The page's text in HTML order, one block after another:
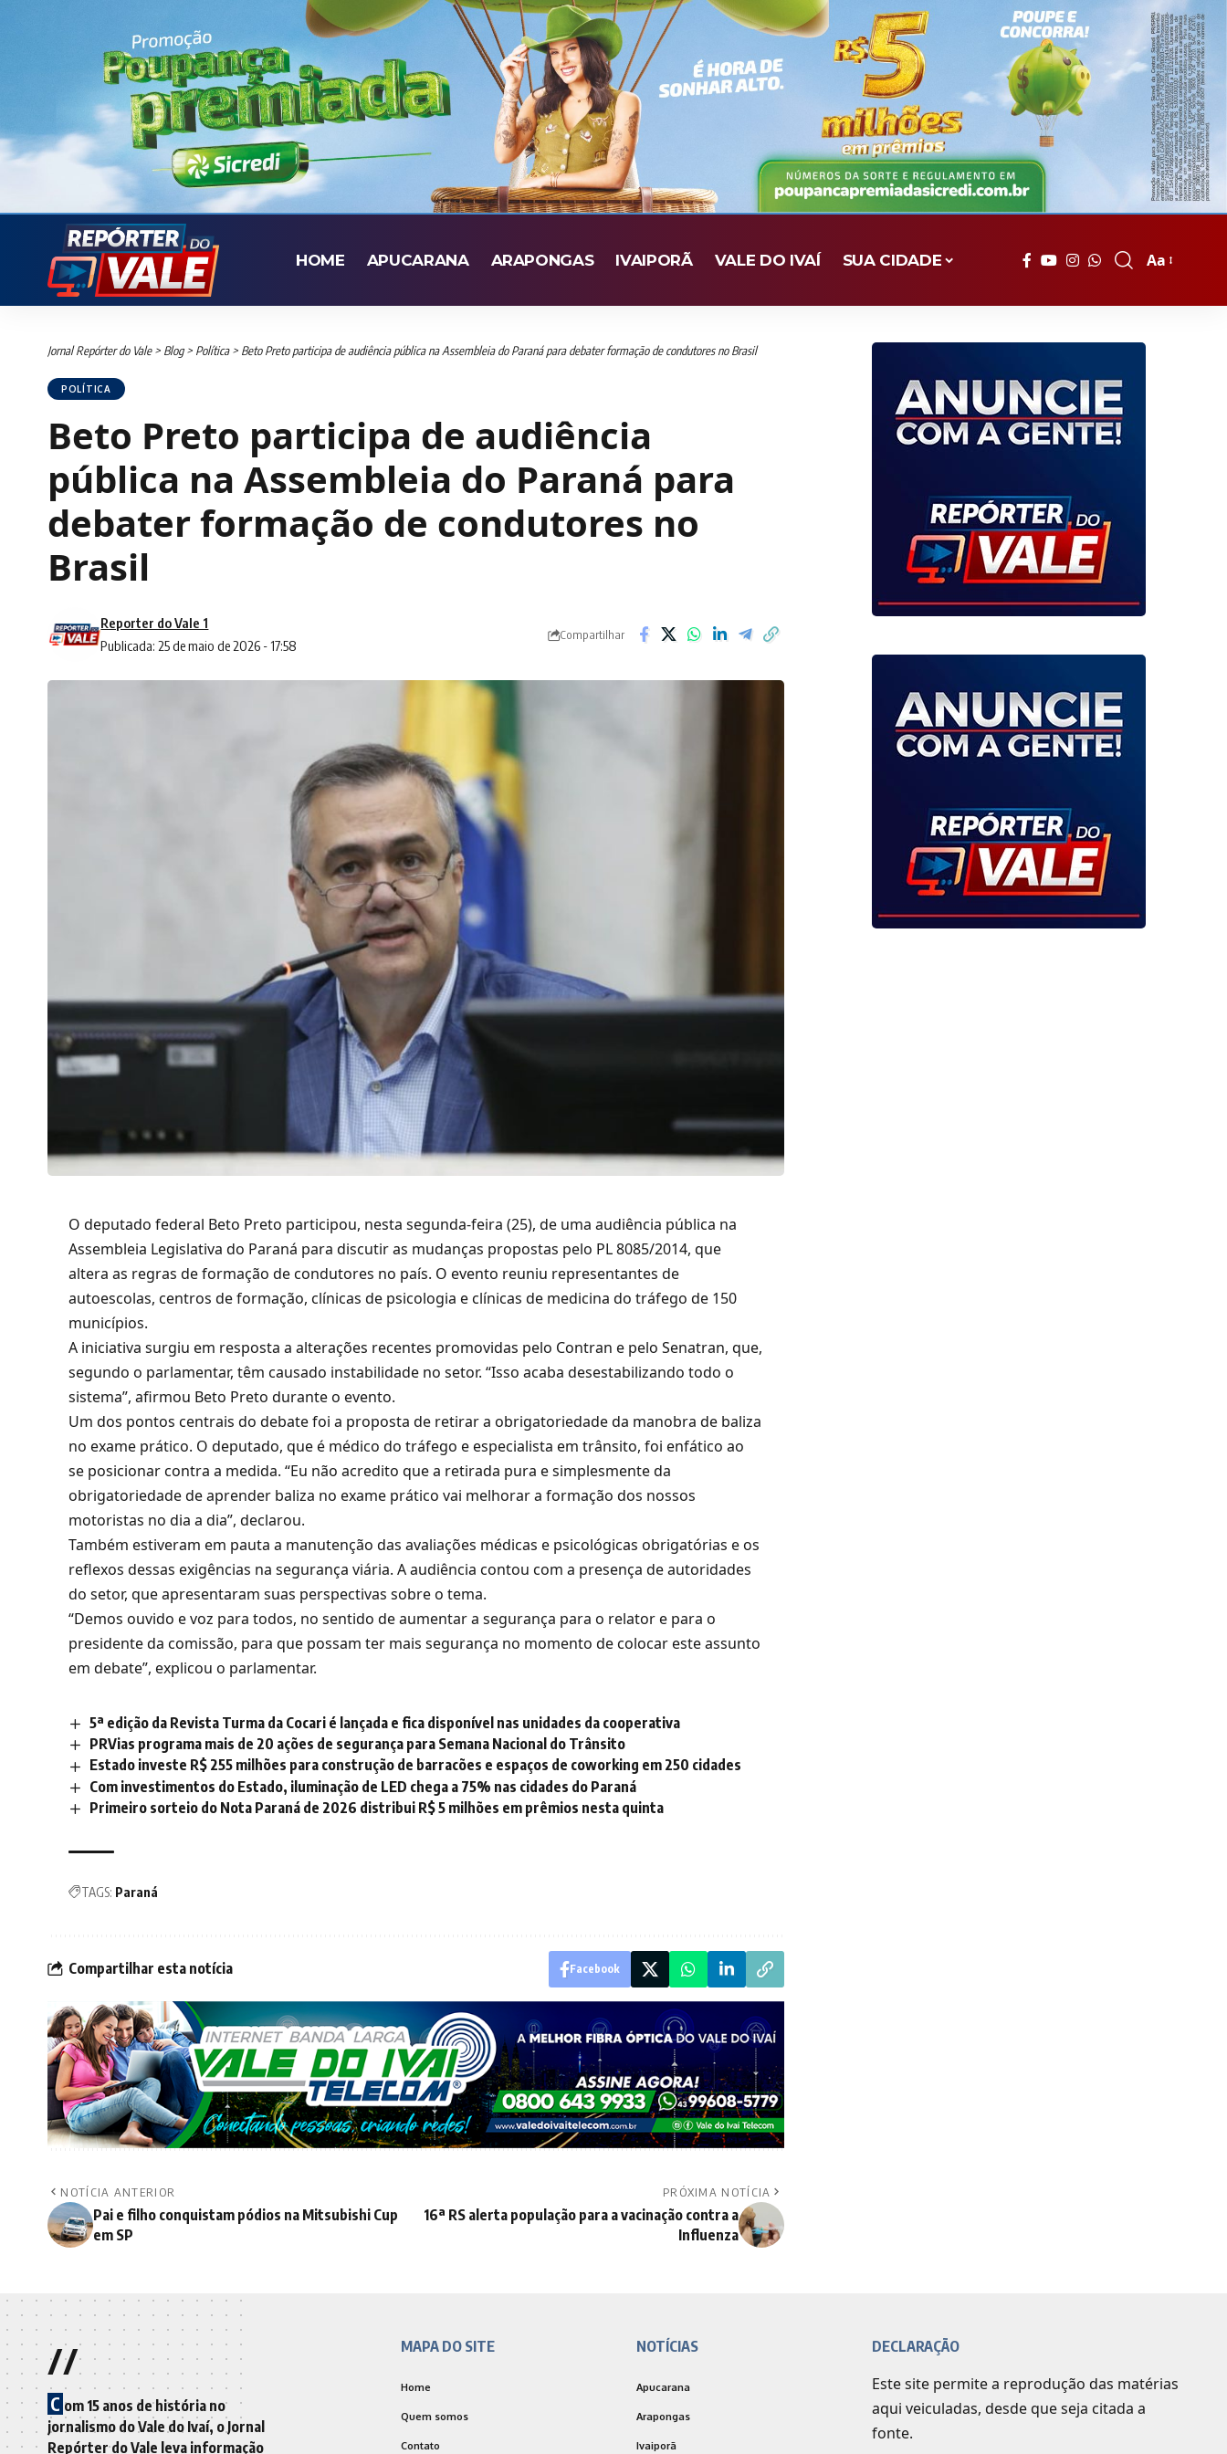
HOME APUCARANA ARAPONGAS IVAIPORÃ VALE DO IVAÍ SUA CIDADE
Font
Aa
Jornal Repórter do Vale> Blog> Política> Beto Preto participa de audiência pública na Assembleia do Paraná para debater formação de condutores no Brasil
POLÍTICA
Beto Preto participa de audiência
pública na Assembleia do Paraná para
debater formação de condutores no
Brasil
Publicada: 25 de maio de 2026 - 17:58
Reporter do Vale 1
Compartilhar
O deputado federal Beto Preto participou, nesta segunda-feira (25), de uma audiência pública na
Assembleia Legislativa do Paraná para discutir as mudanças propostas pelo PL 8085/2014, que
altera as regras de formação de condutores no país. O evento reuniu representantes de
autoescolas, centros de formação, clínicas de psicologia e clínicas de medicina do tráfego de 150
municípios.
A iniciativa surgiu em resposta a alterações recentes promovidas pelo Contran e pelo Senatran, que,
segundo o parlamentar, têm causado instabilidade no setor. “Isso acaba desestabilizando todo o
sistema”, afirmou Beto Preto durante o evento.
Um dos pontos centrais do debate foi a proposta de retirar a obrigatoriedade da manobra de baliza
no exame prático. O deputado, que é médico do tráfego e especialista em trânsito, foi enfático ao
se posicionar contra a medida. “Eu não acredito que a retirada pura e simplesmente da
obrigatoriedade de aprender baliza no exame prático vai melhorar a formação dos nossos
motoristas no dia a dia”, declarou.
Também estiveram em pauta a manutenção das avaliações médicas e psicológicas obrigatórias e os
reflexos dessas exigências na segurança viária. A audiência contou com a presença de autoridades
do setor, que apresentaram suas perspectivas sobre o tema.
“Demos ouvido e voz para todos, no sentido de aumentar a segurança para o relator e para o
presidente da comissão, para que possam ter mais segurança no momento de colocar este assunto
em debate”, explicou o parlamentar.
5ª edição da Revista Turma da Cocari é lançada e fica disponível nas unidades da cooperativa
PRVias programa mais de 20 ações de segurança para Semana Nacional do Trânsito
Estado investe R$ 255 milhões para construção de barracões e espaços de coworking em 250 cidades
Com investimentos do Estado, iluminação de LED chega a 75% nas cidades do Paraná
Primeiro sorteio do Nota Paraná de 2026 distribui R$ 5 milhões em prêmios nesta quinta
TAGS: Paraná
Compartilhar esta notícia Facebook
NOTÍCIA ANTERIOR
Pai e filho conquistam pódios na Mitsubishi Cup
em SP
PRÓXIMA NOTÍCIA
16ª RS alerta população para a vacinação contra a
Influenza
//
C om 15 anos de história no
jornalismo do Vale do Ivaí, o Jornal
Repórter do Vale leva informação
MAPA DO SITE
Home
Quem somos
Contato
NOTÍCIAS
Apucarana
Arapongas
Ivaiporã
DECLARAÇÃO
Este site permite a reprodução das matérias
aqui veiculadas, desde que seja citada a
fonte.